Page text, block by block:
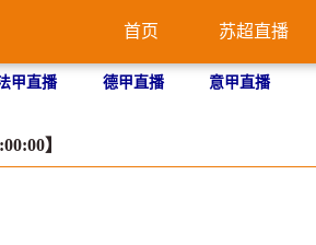
首页 苏超直播
甲直播 德甲直播 意甲直播
】